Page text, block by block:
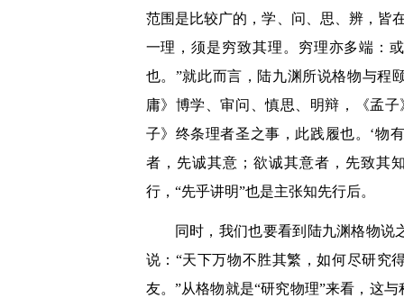
范围是比较广的，学、问、思、辨，皆
一理，须是穷致其理。穷理亦多端：
也。”就此而言，陆九渊所说格物与程
庸》博学、审问、慎思、明辩，《孟
子》终条理者圣之事，此践履也。‘物
者，先诚其意；欲诚其意者，先致其
行，“先乎讲明”也是主张知先行后。
同时，我们也要看到陆九渊格物说
说：“天下万物不胜其繁，如何尽研究
友。”从格物就是“研究物理”来看，这